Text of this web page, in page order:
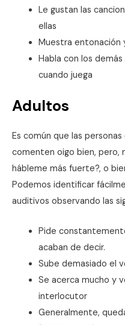
Le gustan las
ellas
Muestra entonación
Habla con los
cuando juega
Adultos
Es común que las
comenten oigo bien, pero,
hábleme más fuerte?, o
Podemos identificar
auditivos observando las
Pide
acaban de decir.
Sube demasiado el
Se acerca mucho y
interlocutor
Generalmente,